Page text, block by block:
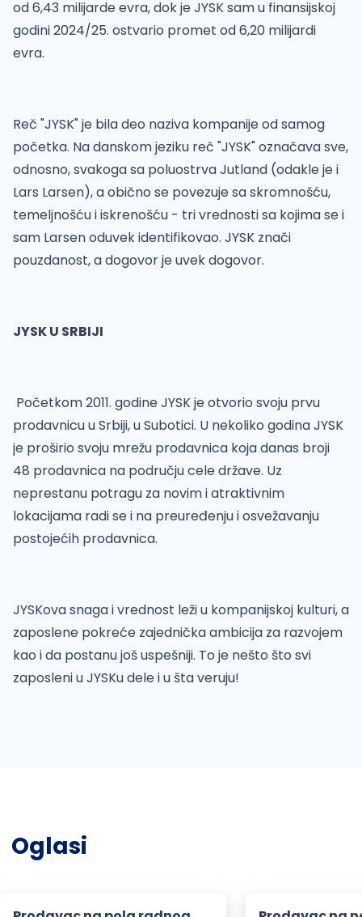
od 6,43 milijarde evra, dok je JYSK sam u finansijskoj
godini 2024/25. ostvario promet od 6,20 milijardi
evra.
Reč "JYSK" je bila deo naziva kompanije od samog
početka. Na danskom jeziku reč "JYSK" označava sve,
odnosno, svakoga sa poluostrva Jutland (odakle je i
Lars Larsen), a obično se povezuje sa skromnošću,
temeljnošću i iskrenošću - tri vrednosti sa kojima se i
sam Larsen oduvek identifikovao. JYSK znači
pouzdanost, a dogovor je uvek dogovor.
JYSK U SRBIJI
Početkom 2011. godine JYSK je otvorio svoju prvu
prodavnicu u Srbiji, u Subotici. U nekoliko godina JYSK
je proširio svoju mrežu prodavnica koja danas broji
48 prodavnica na području cele države. Uz
neprestanu potragu za novim i atraktivnim
lokacijama radi se i na preuređenju i osvežavanju
postojećih prodavnica.
JYSKova snaga i vrednost leži u kompanijskoj kulturi, a
zaposlene pokreće zajednička ambicija za razvojem
kao i da postanu još uspešniji. To je nešto što svi
zaposleni u JYSKu dele i u šta veruju!
Oglasi